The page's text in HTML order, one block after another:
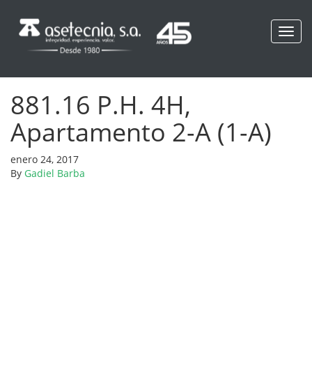
881.16 P.H. 4H,
Apartamento 2-A (1-A)
enero 24, 2017
By Gadiel Barba